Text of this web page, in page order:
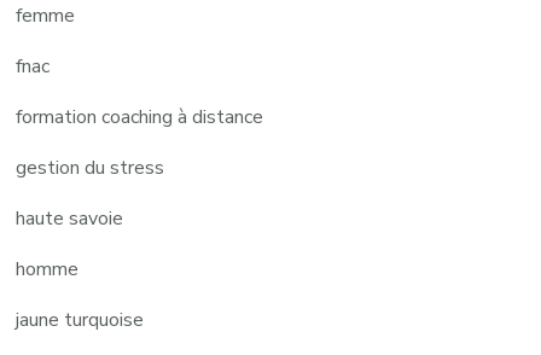
femme
fnac
formation coaching à distance
gestion du stress
haute savoie
homme
jaune turquoise